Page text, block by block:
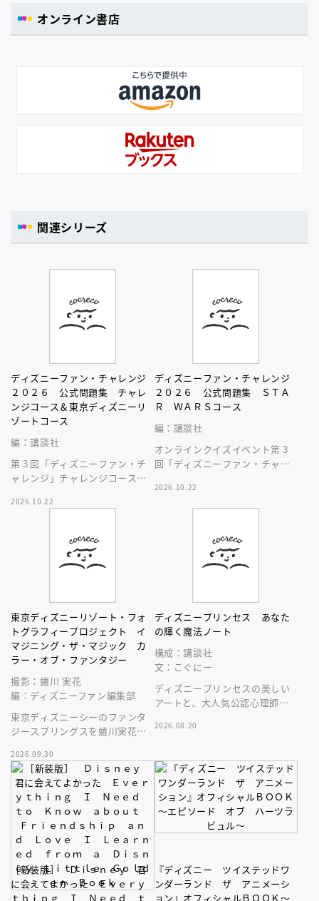
オンライン書店
関連シリーズ
ディズニーファン・チャレンジ
２０２６ 公式問題集 チャレ
ンジコース＆東京ディズニーリ
ゾートコース
編：講談社
第３回「ディズニーファン・チ
ャレンジ」チャレンジコース＆
のすべての問題、答えと解説を
2026.10.22
ディズニーファン・チャレンジ
２０２６ 公式問題集 ＳＴＡ
Ｒ ＷＡＲＳコース
編：講談社
オンラインクイズイベント第３
回「ディズニーファン・チャレ
スの問題、答えと解説を収録し
た本です！
2026.10.22
東京ディズニーリゾート・フォ
トグラフィープロジェクト イ
マジニング・ザ・マジック カ
ラー・オブ・ファンタジー
撮影：蜷川 実花
編：ディズニーファン編集部
東京ディズニーシーのファンタ
ジースプリングスを蜷川実花が
2026.09.30
ディズニープリンセス あなた
の輝く魔法ノート
構成：講談社
文：こぐにー
ディズニープリンセスの美しい
アートと、大人気公認心理師に
容ジャーナル・ワークブックの
2026.08.20
［新装版］ Ｄｉｓｎｅｙ 君
に会えてよかった Ｅｖｅｒｙ
ｔｈｉｎｇ Ｉ Ｎｅｅｄ ｔ
『ディズニー ツイステッドワ
ンダーランド ザ アニメーシ
ョン』オフィシャルＢＯＯＫ～